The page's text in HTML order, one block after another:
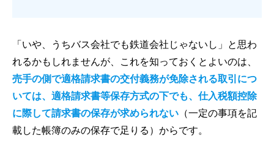
「いや、うちバス会社でも鉄道会社じゃないし」と思わ
れるかもしれませんが、これを知っておくとよいのは、
売手の側で適格請求書の交付義務が免除される取引につ
いては、適格請求書等保存方式の下でも、仕入税額控除
に際して請求書の保存が求められない （一定の事項を記
載した帳簿のみの保存で足りる）からです。